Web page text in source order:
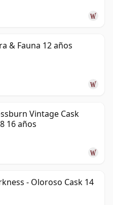
& Fauna 12 años
Vintage Cask
16 años
- Oloroso Cask 14